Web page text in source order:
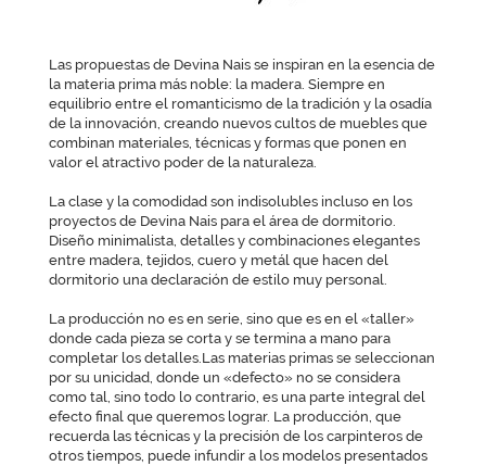
Las propuestas de Devina Nais se inspiran en la esencia de
la materia prima más noble: la madera. Siempre en
equilibrio entre el romanticismo de la tradición y la osadía
de la innovación, creando nuevos cultos de muebles que
combinan materiales, técnicas y formas que ponen en
valor el atractivo poder de la naturaleza.
La clase y la comodidad son indisolubles incluso en los
proyectos de Devina Nais para el área de dormitorio.
Diseño minimalista, detalles y combinaciones elegantes
entre madera, tejidos, cuero y metál que hacen del
dormitorio una declaración de estilo muy personal.
La producción no es en serie, sino que es en el «taller»
donde cada pieza se corta y se termina a mano para
completar los detalles.Las materias primas se seleccionan
por su unicidad, donde un «defecto» no se considera
como tal, sino todo lo contrario, es una parte integral del
efecto final que queremos lograr. La producción, que
recuerda las técnicas y la precisión de los carpinteros de
otros tiempos, puede infundir a los modelos presentados